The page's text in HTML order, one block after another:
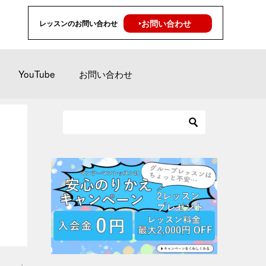
レッスンのお問い合わせ ‣お問い合わせ
YouTube お問い合わせ